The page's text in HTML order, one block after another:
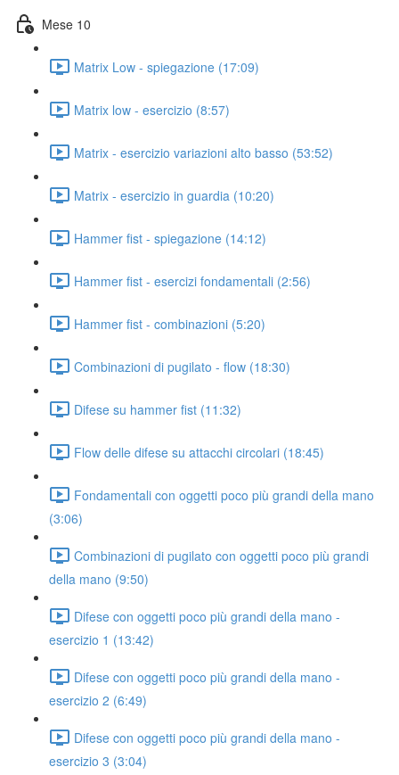
Mese 10
Matrix Low - spiegazione (17:09)
Matrix low - esercizio (8:57)
Matrix - esercizio variazioni alto basso (53:52)
Matrix - esercizio in guardia (10:20)
Hammer fist - spiegazione (14:12)
Hammer fist - esercizi fondamentali (2:56)
Hammer fist - combinazioni (5:20)
Combinazioni di pugilato - flow (18:30)
Difese su hammer fist (11:32)
Flow delle difese su attacchi circolari (18:45)
Fondamentali con oggetti poco più grandi della mano
(3:06)
Combinazioni di pugilato con oggetti poco più grandi
della mano (9:50)
Difese con oggetti poco più grandi della mano -
esercizio 1 (13:42)
Difese con oggetti poco più grandi della mano -
esercizio 2 (6:49)
Difese con oggetti poco più grandi della mano -
esercizio 3 (3:04)